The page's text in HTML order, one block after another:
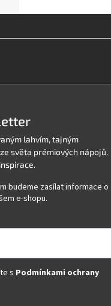
budeme zasílat informace o
e-shopu.
s Podmínkami ochrany